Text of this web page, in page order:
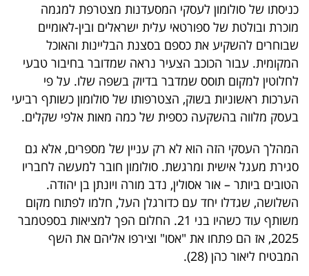
הכלכלי
פודקאסט
40
UNDER
40
שיתופי
פעולה
דרושים
כניסתו של סולומון לעסקי המסעדנות מצטרפת למגמה
מוכרת ובולטת של ספורטאי עלית ישראלים ובין-לאומיים
שבוחרים להשקיע את כספם בסצנת הבליינות והאוכל
המקומית. עבור הכוכב הצעיר נראה שמדובר בחיבור טבעי
לחלוטין למקום תוסס שמדבר בדיוק בשפה שלו. על פי
הערכות ראשוניות בשוק, הצטרפותו של סולומון כשותף רביעי
בעסק מלווה בהשקעה כספית של כמה מאות אלפי שקלים.
המהלך העסקי הזה הוא לא רק עניין של מספרים, אלא גם
סגירת מעגל אישית ומרגשת. סולומון חובר למעשה לחבריו
הטובים ביותר – אור אסולין, נדב מורה ויונתן בן יהודה.
השלושה, שגדלו יחד עם כדורגלן העל, חלמו לפתוח מקום
משותף עוד כשהיו בני 21. החלום הפך למציאות בספטמבר
2025, אז הם פתחו את "אסו" וצירפו אליהם את השף
המבטיח ליאור כהן (28).